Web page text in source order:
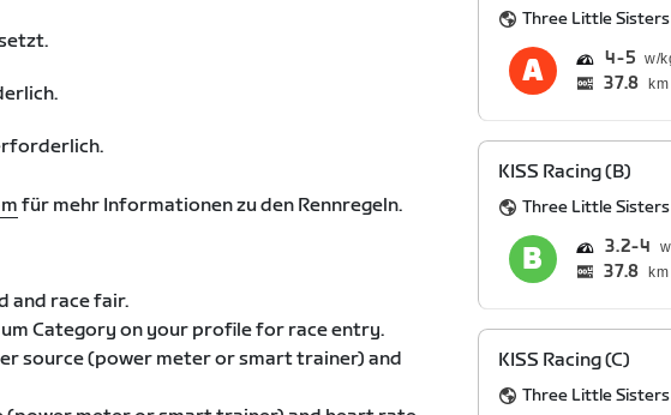
für mehr Informationen zu den Rennregeln.
and race fair.
Category on your profile for race entry.
source (power meter or smart trainer) and
Three Little Sisters
4 5
37.8 km
KISS Racing (B)
Three Little Sisters
3.2 4
37.8 km
KISS Racing (C)
Three Little Sisters